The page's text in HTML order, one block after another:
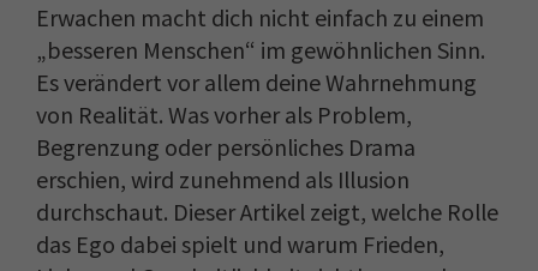
Erwachen macht dich nicht einfach zu einem
„besseren Menschen“ im gewöhnlichen Sinn.
Es verändert vor allem deine Wahrnehmung
von Realität. Was vorher als Problem,
Begrenzung oder persönliches Drama
erschien, wird zunehmend als Illusion
durchschaut. Dieser Artikel zeigt, welche Rolle
das Ego dabei spielt und warum Frieden,